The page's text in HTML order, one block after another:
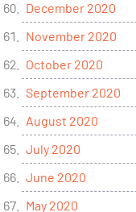
December 2020
November 2020
October 2020
September 2020
August 2020
July 2020
June 2020
May 2020